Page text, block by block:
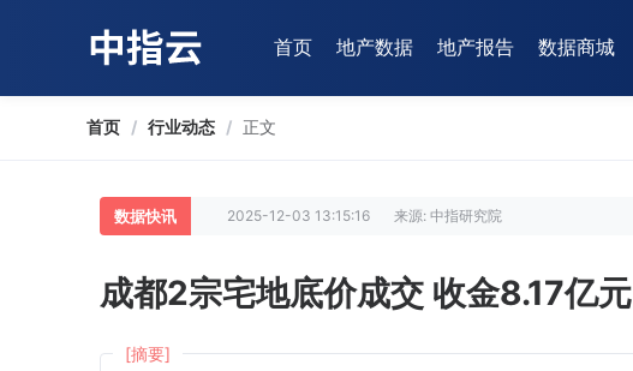
首页 地产数据 地产报告 数据商城
首页 / 行业动态 / 正文
数据快讯 2025-12-03 13:15:16 来源: 中指研究院
成都2宗宅地底价成交 收金8.17亿元
[摘要]